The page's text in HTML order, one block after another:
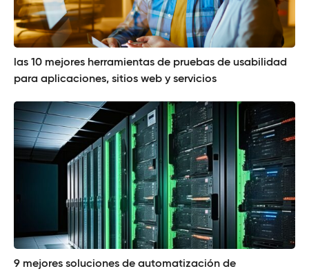
las 10 mejores herramientas de pruebas de usabilidad
para aplicaciones, sitios web y servicios
9 mejores soluciones de automatización de